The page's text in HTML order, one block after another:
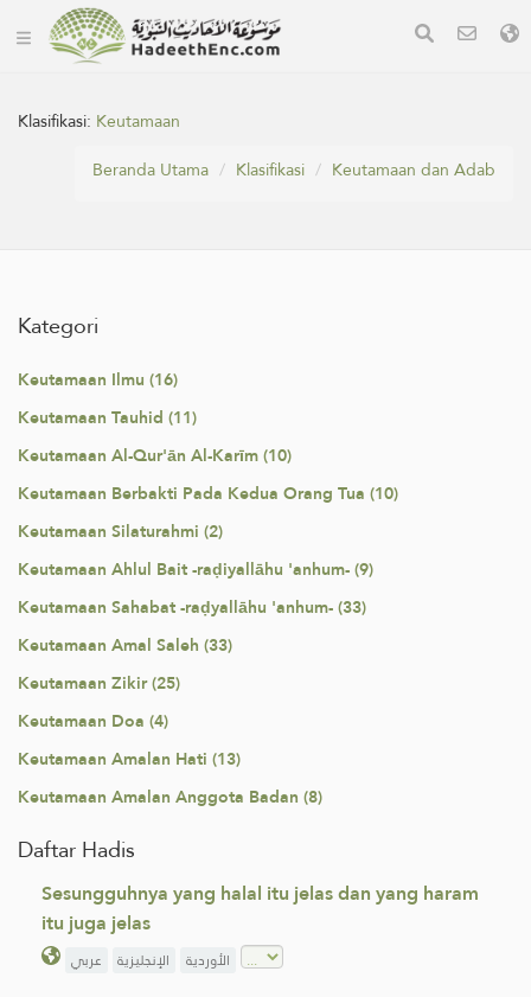
Klasifikasi: Keutamaan
Beranda Utama
Klasifikasi Keutamaan dan Adab
Kategori
Keutamaan Ilmu (16)
Keutamaan Tauhid (11)
Keutamaan Al-Qur'ān Al-Karīm (10)
Keutamaan Berbakti Pada Kedua Orang Tua (10)
Keutamaan Silaturahmi (2)
Keutamaan Ahlul Bait -raḍiyallāhu 'anhum- (9)
Keutamaan Sahabat -raḍyallāhu 'anhum- (33)
Keutamaan Amal Saleh (33)
Keutamaan Zikir (25)
Keutamaan Doa (4)
Keutamaan Amalan Hati (13)
Keutamaan Amalan Anggota Badan (8)
Daftar Hadis
Sesungguhnya yang halal itu jelas dan yang haram
itu juga jelas
عربي الإنجليزية الأوردية